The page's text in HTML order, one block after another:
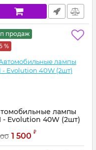
продаж
%
лампы
- Evolution 40W (2шт)
1 500 ₽